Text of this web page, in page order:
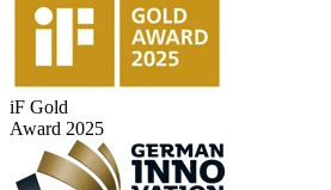
iF Gold
Award 2025